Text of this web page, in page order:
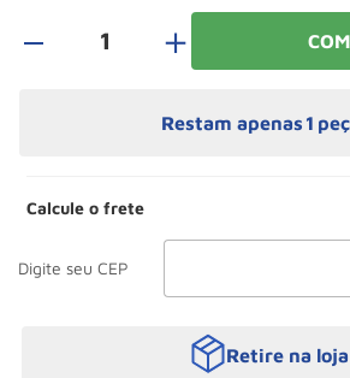
＋
Restam apenas 1
Calcule o frete
Retire na loja